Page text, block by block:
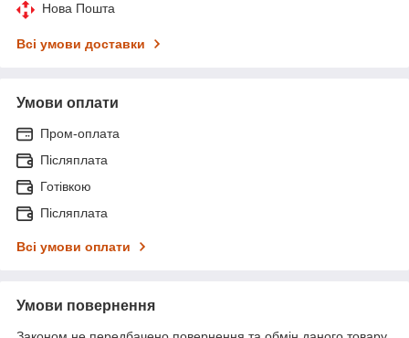
Нова Пошта
Всі умови доставки
Умови оплати
Пром-оплата
Післяплата
Готівкою
Післяплата
Всі умови оплати
Умови повернення